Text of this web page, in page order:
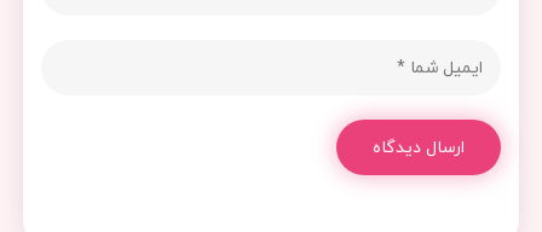
ارسال دیدگاه